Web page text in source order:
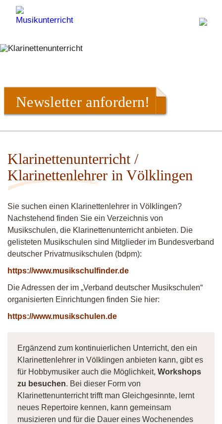
Newsletter anfordern!
Klarinettenunterricht /
Klarinettenlehrer in Völklingen
Sie suchen einen Klarinettenlehrer in Völklingen?
Nachstehend finden Sie ein Verzeichnis von
Musikschulen, die Klarinettenunterricht anbieten. Die
gelisteten Musikschulen sind Mitglieder im Bundesverband
deutscher Privatmusikschulen (bdpm):
https://www.musikschulfinder.de
Die Adressen der im „Verband deutscher Musikschulen“
organisierten Einrichtungen finden Sie hier:
https://www.musikschulen.de
Ergänzend zum kontinuierlichen Unterricht, den ein
Klarinettenlehrer in Völklingen anbieten kann, gibt es
für Hobbymusiker auch die Möglichkeit, Workshops
zu besuchen. Bei dieser Form von
Klarinettenunterricht trifft man Gleichgesinnte, lernt
neues Repertoire kennen, kann gemeinsam
musizieren und für die Dauer eines Wochenendes